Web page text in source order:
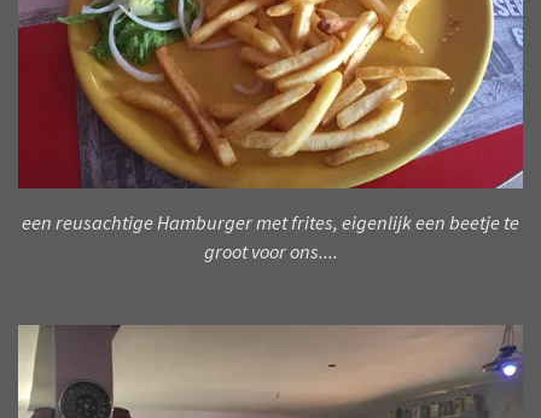
een reusachtige Hamburger met frites, eigenlijk een beetje te
groot voor ons....